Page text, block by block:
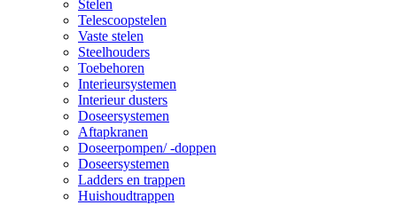
Stelen
Telescoopstelen
Vaste stelen
Steelhouders
Toebehoren
Interieursystemen
Interieur dusters
Doseersystemen
Aftapkranen
Doseerpompen/ -doppen
Doseersystemen
Ladders en trappen
Huishoudtrappen